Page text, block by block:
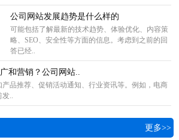
公司网站发展趋势是什么样的
可能包括了解最新的技术趋势、体验优化、内容策
略、SEO、安全性等方面的信息。考虑到之前的回
答已经..
和营销？公司网站..
品推荐、促销活动通知、行业资讯等。例如，电商
..
更多>>